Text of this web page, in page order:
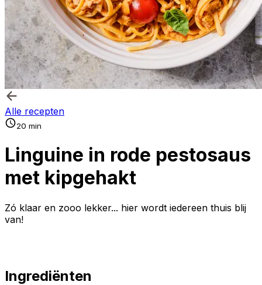
Alle recepten
20 min
Linguine in rode pestosaus
met kipgehakt
Zó klaar en zooo lekker... hier wordt iedereen thuis blij
van!
Ingrediënten